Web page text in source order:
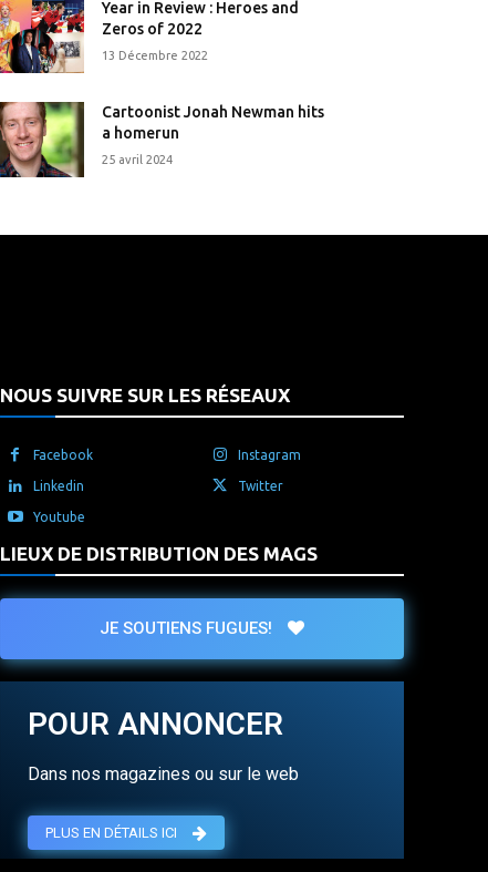
Year in Review : Heroes and
Zeros of 2022
13 Décembre 2022
Cartoonist Jonah Newman hits
a homerun
25 avril 2024
NOUS SUIVRE SUR LES RÉSEAUX
Facebook Instagram
Linkedin Twitter
Youtube
LIEUX DE DISTRIBUTION DES MAGS
JE SOUTIENS FUGUES!
POUR ANNONCER
Dans nos magazines ou sur le web
PLUS EN DÉTAILS ICI